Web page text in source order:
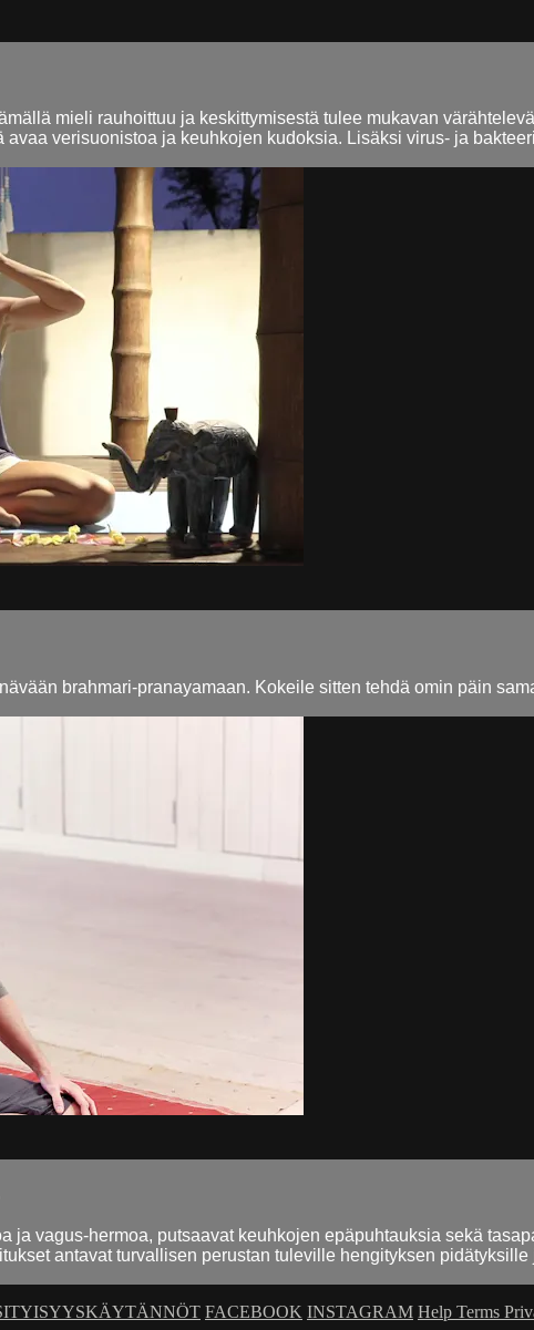
mieli rauhoittuu ja keskittymisestä tulee mukavan
verisuonistoa ja keuhkojen kudoksia. Lisäksi virus- ja
brahmari-pranayamaan. Kokeile sitten tehdä omin päin
ja vagus-hermoa, putsaavat keuhkojen epäpuhtauksia sekä
antavat turvallisen perustan tuleville hengityksen pidätyksille
FACEBOOK INSTAGRAM Help Terms